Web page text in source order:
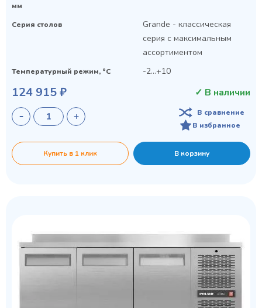
мм
Серия столов
Grande - классическая
серия с максимальным
ассортиментом
Температурный режим, °C -2...+10
124 915 ₽ ✓ В наличии
В сравнение
В избранное
Купить в 1 клик В корзину